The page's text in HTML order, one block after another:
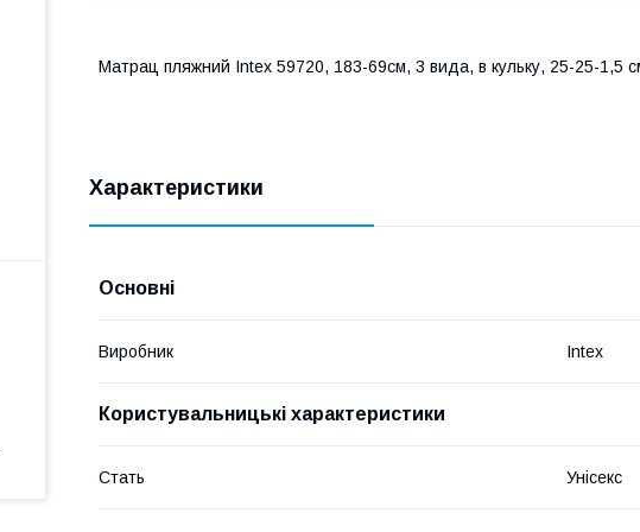
Матрац пляжний Intex 59720, 183-69см, 3 вида, в кульку, 25-25-1,5
Характеристики
Основні
Виробник Intex
Користувальницькі характеристики
Стать Унісекс